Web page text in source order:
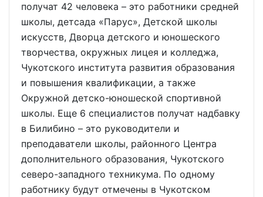
получат 42 человека – это работники средней
школы, детсада «Парус», Детской школы
искусств, Дворца детского и юношеского
творчества, окружных лицея и колледжа,
Чукотского института развития образования
и повышения квалификации, а также
Окружной детско-юношеской спортивной
школы. Еще 6 специалистов получат надбавку
в Билибино – это руководители и
преподаватели школы, районного Центра
дополнительного образования, Чукотского
северо-западного техникума. По одному
работнику будут отмечены в Чукотском